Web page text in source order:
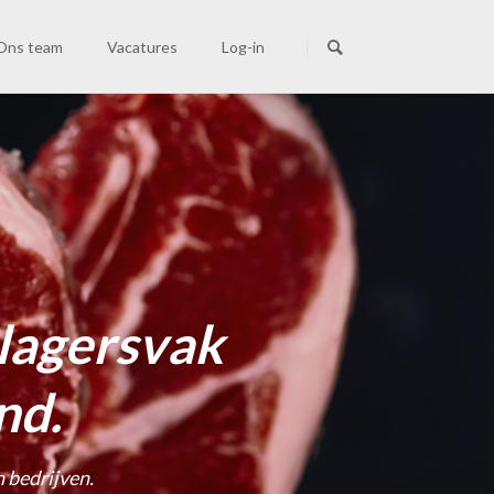
overslaan
team
zijn wij
Vacatures Log-in
bedrijven.